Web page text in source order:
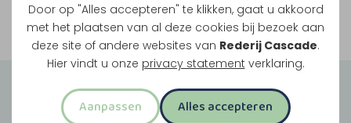
Door op "Alles accepteren" te klikken, gaat u akkoord
met het plaatsen van al deze cookies bij bezoek aan
deze site of andere websites van Rederij Cascade.
Hier vindt u onze privacy statement verklaring.
Aanpassen Alles accepteren
Bekijk onze rondvaarten
Groepsuitjes